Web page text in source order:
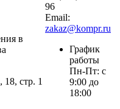
в
стр. 1
96
Email:
zakaz@kompr.ru
График
работы
Пн-Пт: с
9:00 до
18:00